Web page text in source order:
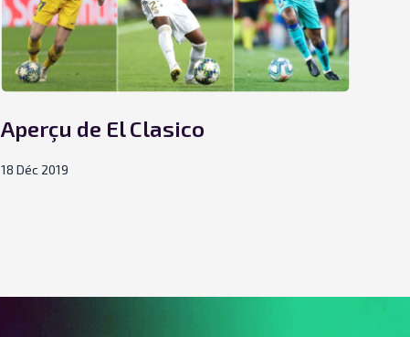
Aperçu de El Clasico
18 Déc 2019